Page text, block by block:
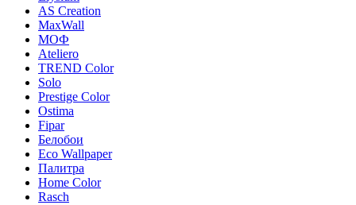
AS Creation
MaxWall
МОФ
Ateliero
TREND Color
Solo
Prestige Color
Ostima
Fipar
Белобои
Eco Wallpaper
Палитра
Home Color
Rasch